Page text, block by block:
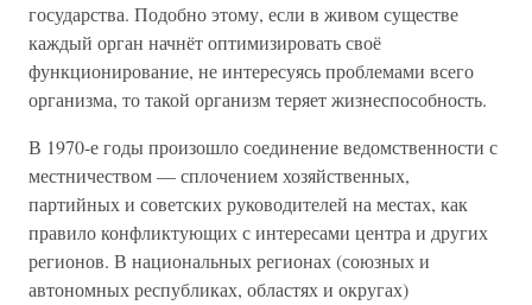
государства. Подобно этому, если в живом существе
каждый орган начнёт оптимизировать своё
функционирование, не интересуясь проблемами всего
организма, то такой организм теряет жизнеспособность.
В 1970-е годы произошло соединение ведомственности с
местничеством — сплочением хозяйственных,
партийных и советских руководителей на местах, как
правило конфликтующих с интересами центра и других
регионов. В национальных регионах (союзных и
автономных республиках, областях и округах)